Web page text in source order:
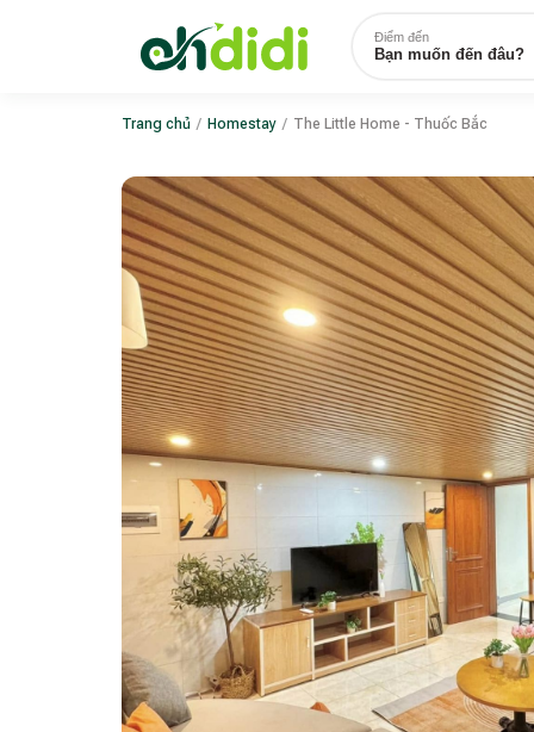
Điểm đến
Bạn muốn đến đâu?
Trang chủ / Homestay / The Little Home - Thuốc Bắc